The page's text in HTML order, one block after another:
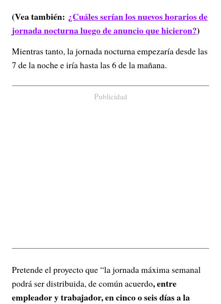
(Vea también: ¿Cuáles serían los nuevos horarios de
jornada nocturna luego de anuncio que hicieron?)
Mientras tanto, la jornada nocturna empezaría desde las
7 de la noche e iría hasta las 6 de la mañana.
Publicidad
Pretende el proyecto que “la jornada máxima semanal
podrá ser distribuida, de común acuerdo, entre
empleador y trabajador, en cinco o seis días a la